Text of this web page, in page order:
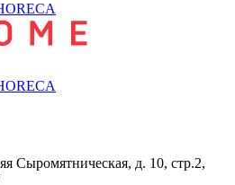
Сыромятническая, д. 10, стр.2,